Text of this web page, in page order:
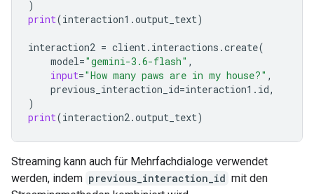
)
print(interaction1 .output_text)
interaction2 = client. interactions .create(
model="gemini-3.6-flash" ,
input="How many paws are in my house?" ,
previous_interaction_id=interaction1 . id,
)
print(interaction2.output_text)
Streaming kann auch für Mehrfachdialoge verwendet
werden, indem previous_interaction_id mit den